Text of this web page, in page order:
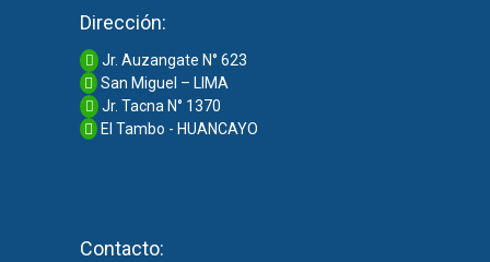
Dirección:
Jr. Auzangate N° 623
San Miguel – LIMA
Jr. Tacna N° 1370
El Tambo - HUANCAYO
Contacto: